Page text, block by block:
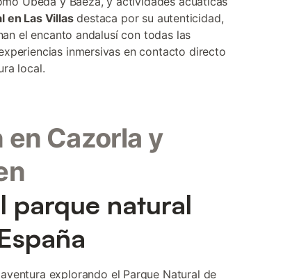
en Las Villasdestaca por su autenticidad,
el encanto andalusí con todas las
inmersivas en contacto directo
local.
en Cazorla y
parque natural
explorando el Parque Natural de